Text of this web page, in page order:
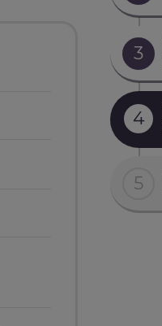
3
4
5